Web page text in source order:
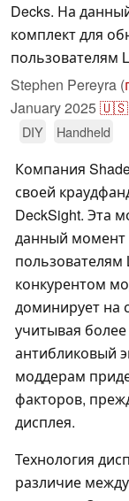
Decks. На
комплект для
пользователям
Stephen Pereyra (
January 2025🇺🇸
DIY Handheld
Компания
своей
DeckSight. Эта
данный момент
пользователям
конкурентом
доминирует на
учитывая
антибликовый
моддерам
факторов,
дисплея.
Технология
различие